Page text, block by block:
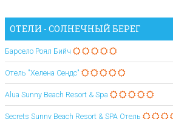
ОТЕЛИ - СОЛНЕЧНЫЙ БЕРЕГ
Барсело Роял Бийч
Отель "Хелена Сендс"
Alua Sunny Beach Resort & Spa
Secrets Sunny Beach Resort & SPA Отель